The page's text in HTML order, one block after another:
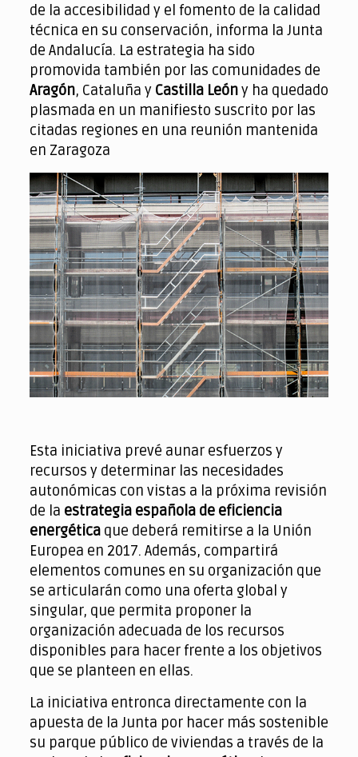
de la accesibilidad y el fomento de la calidad
técnica en su conservación, informa la Junta
de Andalucía. La estrategia ha sido
promovida también por las comunidades de
Aragón, Cataluña y Castilla Leóny ha quedado
plasmada en un manifiesto suscrito por las
citadas regiones en una reunión mantenida
en Zaragoza
Esta iniciativa prevé aunar esfuerzos y
recursos y determinar las necesidades
autonómicas con vistas a la próxima revisión
de la estrategia española de eficiencia
energéticaque deberá remitirse a la Unión
Europea en 2017. Además, compartirá
elementos comunes en su organización que
se articularán como una oferta global y
singular, que permita proponer la
organización adecuada de los recursos
disponibles para hacer frente a los objetivos
que se planteen en ellas.
La iniciativa entronca directamente con la
apuesta de la Junta por hacer más sostenible
su parque público de viviendas a través de la